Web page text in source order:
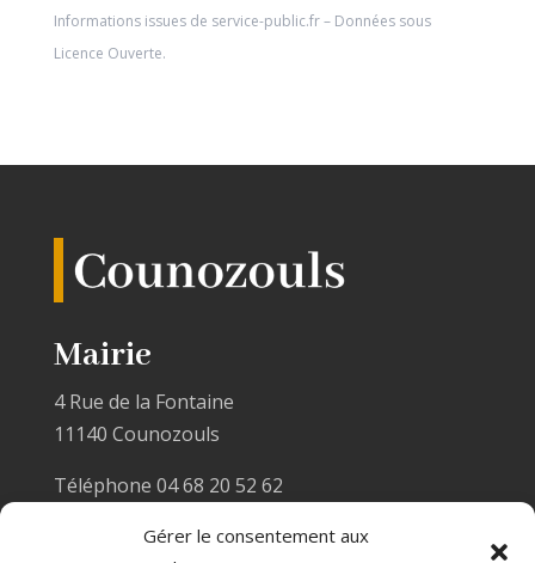
Gérer le consentement aux
Informations issues de service-public.fr– Données sous
Licence Ouverte.
Mairie
4 Rue de la Fontaine
11140 Counozouls
Téléphone 04 68 20 52 62